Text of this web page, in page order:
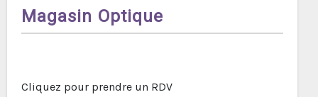
Magasin Optique
Cliquez pour prendre un RDV